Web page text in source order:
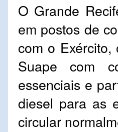
O Grande
em postos de
com o
Suape com
essenciais e
diesel para as
circular